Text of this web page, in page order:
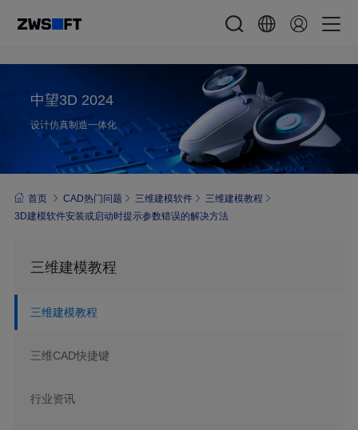
中望3D 2024
设计仿真制造一体化
首页 CAD热门问题 三维建模软件
三维建模教程
3D建模软件安装或启动时提示参数错误的解决方法
三维建模教程
三维建模教程
三维CAD快捷键
行业资讯